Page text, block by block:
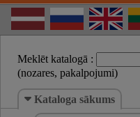
Meklēt katalogā :
(nozares, pakalpojumi)
Kataloga sākums